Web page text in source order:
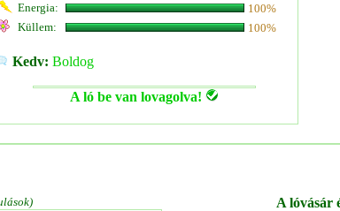
Energia:
100%
Küllem:
100%
Kedv: Boldog
A ló be van lovagolva!
A lóvásár